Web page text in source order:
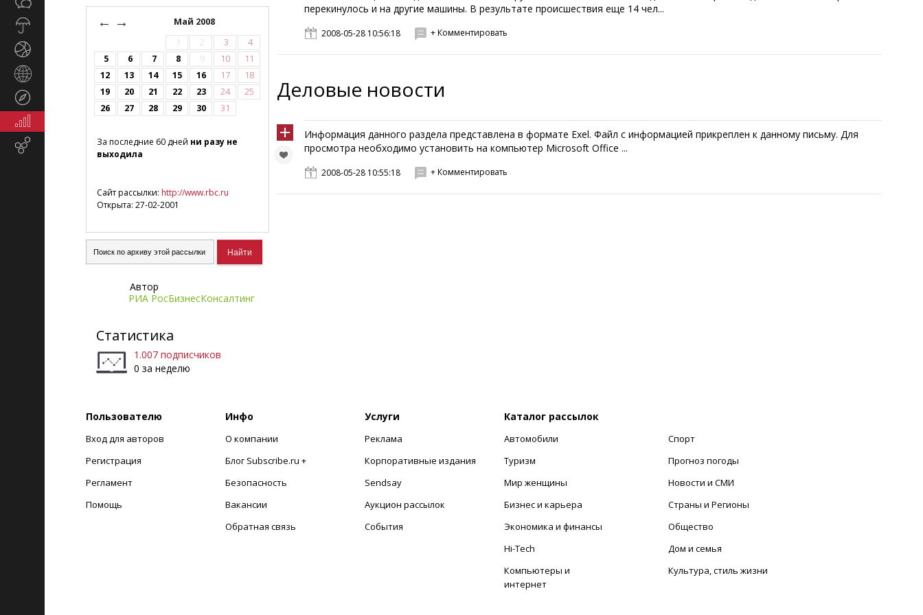
маркетинг
← Май 2008
→
1 2 3
4
5
6 7 8 9 10
11
12
13 14 15 16 17
18
19
20 21 22 23 24
25
26
27 28 29 30 31
За последние 60 дней ни разу не
выходила
Сайт рассылки: http://www.rbc.ru
Открыта: 27-02-2001
Автор
РИА РосБизнесКонсалтинг
Статистика
1.007 подписчиков
0 за неделю
перекинулось и на другие машины. В результате происшествия еще 14 чел...
2008-05-28 10:56:18 + Комментировать
Деловые новости
Информация данного раздела представлена в формате Exel. Файл с информацией прикреплен к данному письму. Для
просмотра необходимо установить на компьютер Microsoft Office ...
2008-05-28 10:55:18 + Комментировать
Пользователю
Вход для авторов
Регистрация
Регламент
Помощь
Инфо
О компании
Блог Subscribe.ru +
Безопасность
Вакансии
Обратная связь
Услуги
Реклама
Корпоративные издания
Sendsay
Аукцион рассылок
События
Каталог рассылок
Автомобили
Туризм
Мир женщины
Бизнес и карьера
Экономика и финансы
Hi-Tech
Компьютеры и
интернет
Спорт
Прогноз погоды
Новости и СМИ
Страны и Регионы
Общество
Дом и семья
Культура, стиль жизни